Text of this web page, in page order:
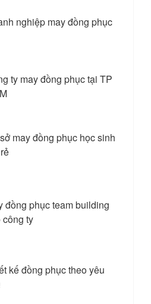
nghiệp may đồng phục
ty may đồng phục tại TP
may đồng phục học sinh
đồng phục team building
công ty
kế đồng phục theo yêu